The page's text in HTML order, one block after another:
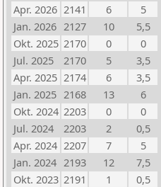
Apr. 2026 2141 6
5
Jan. 2026 2127 10
5,5
Okt. 2025 2170 0
0
Jul. 2025
2170 5
3,5
Apr. 2025 2174 6
3,5
Jan. 2025 2168 13
6
Okt. 2024 2203 0
0
Jul. 2024
2203 2
0,5
Apr. 2024 2207 7
5
Jan. 2024 2193 12
7,5
Okt. 2023 2191 1
0,5